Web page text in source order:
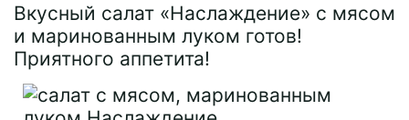
Вкусный салат «Наслаждение» с мясом
и маринованным луком готов!
Приятного аппетита!